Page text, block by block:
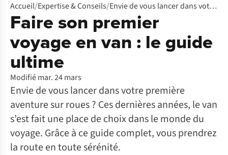
Accueil/Expertise & Conseils/ Envie de vous lancer dans votre première aventure sur roues ? Ces dernières années, le van s’est fait une place de choix dans le monde du voyage. Grâce à ce guide complet, vous prendrez la route en toute sérénité.
Faire son premier
voyage en van : le guide
ultime
Modifié mar. 24 mars
Envie de vous lancer dans votre première
aventure sur roues ? Ces dernières années, le van
s’est fait une place de choix dans le monde du
voyage. Grâce à ce guide complet, vous prendrez
la route en toute sérénité.